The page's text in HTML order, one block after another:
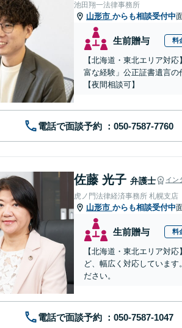
池田翔一法律事務所
山形市 からも相談受付中
生前贈与 料
【北海道・東北エリア対
富な経験」公正証書遺言
【夜間相談可】
電話で面談予約
佐藤 光子 弁護士 イン
虎ノ門法律経済事務所 札幌支店
山形市 からも相談受付中
生前贈与 料
【北海道・東北エリア対
ど、幅広く対応していま
ださい。
電話で面談予約